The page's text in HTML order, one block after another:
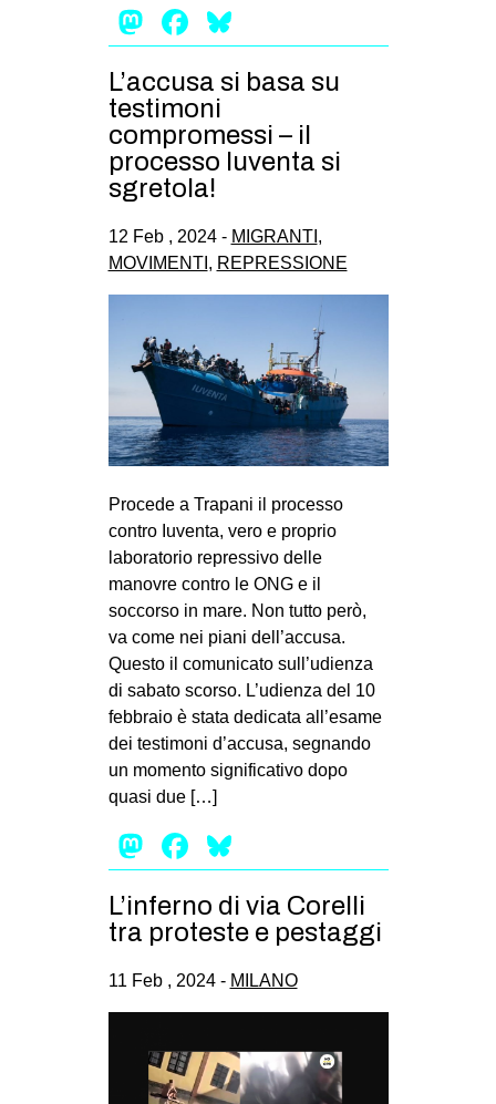
Mastodon
Facebook
L’accusa si basa su
testimoni
compromessi – il
processo Iuventa si
sgretola!
12 Feb , 2024 - MIGRANTI ,
MOVIMENTI , REPRESSIONE
Procede a Trapani il processo
contro Iuventa, vero e proprio
laboratorio repressivo delle
manovre contro le ONG e il
soccorso in mare. Non tutto però,
va come nei piani dell’accusa.
Questo il comunicato sull’udienza
di sabato scorso. L’udienza del 10
febbraio è stata dedicata all’esame
dei testimoni d’accusa, segnando
un momento significativo dopo
quasi due […]
Mastodon
Facebook
L’inferno di via Corelli
tra proteste e pestaggi
11 Feb , 2024 - MILANO